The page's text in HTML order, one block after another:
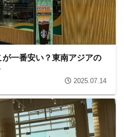
が一番安い？東南アジアの
2025.07.14